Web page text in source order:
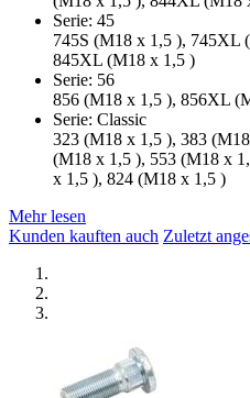
Serie: 45
745S (M18 x 1,5 ), 745XL
845XL (M18 x 1,5 )
Serie: 56
856 (M18 x 1,5 ), 856XL
Serie: Classic
323 (M18 x 1,5 ), 383
(M18 x 1,5 ), 553 (M18 x
x 1,5 ), 824 (M18 x 1,5 )
Mehr lesen
Kunden kauften auch Zuletzt